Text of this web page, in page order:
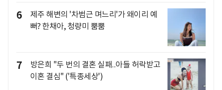
6
제주 해변의 '차범근 며느리'가 왜이리 예
뻐? 한채아, 청량미 뿜뿜
7
방은희 "두 번의 결혼 실패..아들 허락받고
이혼 결심" ('특종세상')